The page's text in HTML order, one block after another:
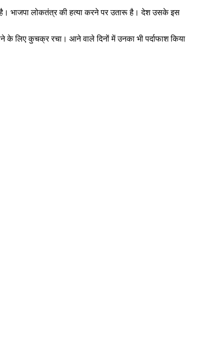
है। भाजपा लोकतंत्र की हत्या करने पर उतारू है। देश उसके इस
के लिए कुचक्र रचा। आने वाले दिनों में उनका भी पर्दाफाश किया